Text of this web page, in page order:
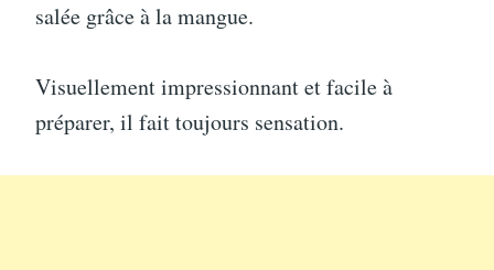
salée grâce à la mangue.
Visuellement impressionnant et facile à
préparer, il fait toujours sensation.